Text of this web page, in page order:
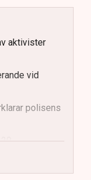
aktivister
vid
polisens
polis